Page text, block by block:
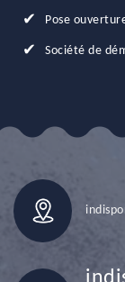
Pose
Société de